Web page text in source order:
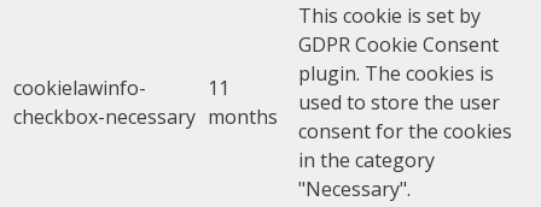
cookielawinfo-
checkbox-necessary
11
months
This cookie is set by
GDPR Cookie Consent
plugin. The cookies is
used to store the user
consent for the cookies
in the category
"Necessary".